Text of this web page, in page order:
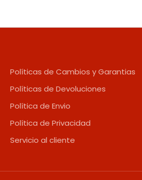
Políticas de Cambios y Garantias
Políticas de Devoluciones
Política de Envio
Política de Privacidad
Servicio al cliente